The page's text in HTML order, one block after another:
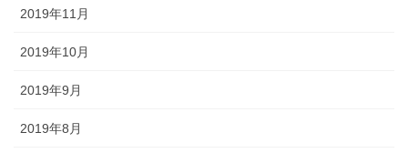
2019年11月
2019年10月
2019年9月
2019年8月